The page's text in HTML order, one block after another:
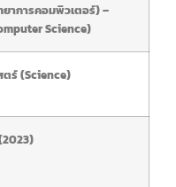
ยาการคอมพิวเตอร์) –
Science)
ตร์ (Science)